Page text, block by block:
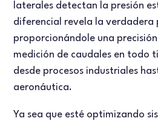
laterales detectan la presión
diferencial revela la verdadera
proporcionándole una
medición de caudales en todo
desde procesos industriales
aeronáutica.
Ya sea que esté optimizando